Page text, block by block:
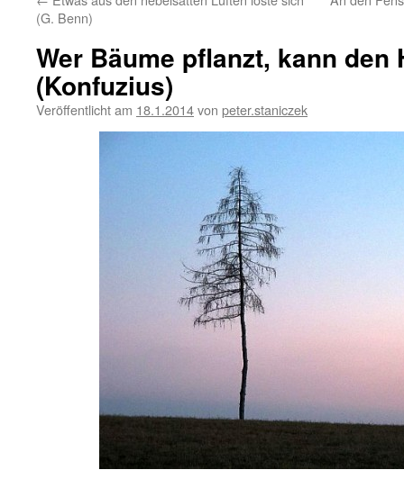
(G. Benn)
Wer Bäume pflanzt, kann den
(Konfuzius)
Veröffentlicht am 18.1.2014von peter.staniczek